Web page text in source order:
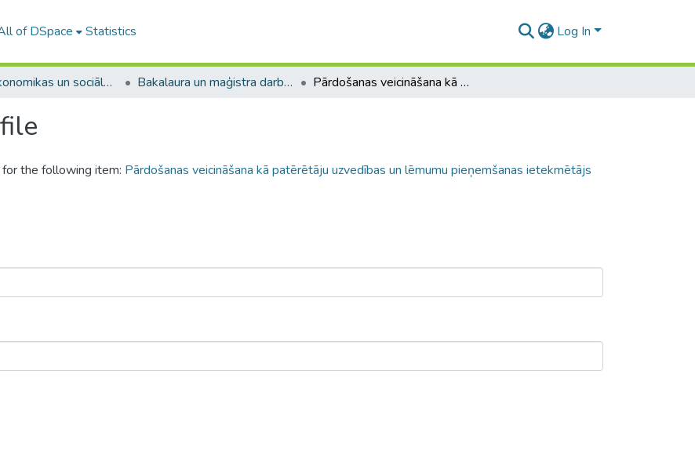
of DSpace Statistics Log In
A -- Ekonomikas un sociālo zinātņu fakultāte / Faculty of Economics and Social Sciences Bakalaura un maģistra darbi (ESZF) / Bachelor's and Master's theses Pārdošanas veicināšana kā patērētāju uzvedības un lēmumu pieņemšanas ietekmētājs Latvijas pārtikas mazumtirdzniecības nozarē.
the following item: Pārdošanas veicināšana kā patērētāju uzvedības un lēmumu pieņemšanas ietekmētājs